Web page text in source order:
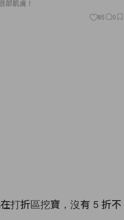
部肌膚！
85 0
打折區挖寶，沒有 5 折不